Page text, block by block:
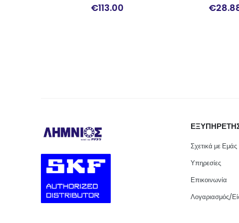
Σχετικά με Εμάς
Υπηρεσίες
Επικοινωνία
Λογαριασμός/